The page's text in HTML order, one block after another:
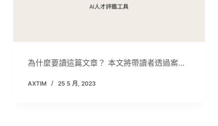
為什麼要讀這篇文章？ 本文將帶讀者透過案…
AXTIM 25 5 月, 2023